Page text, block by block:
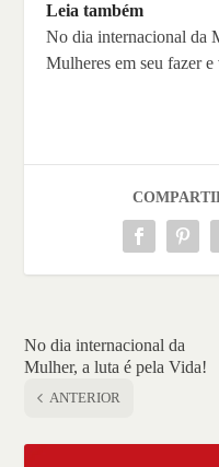
Leia também
No dia internacional da
Mulheres em seu fazer
No dia internacional da
Mulher, a luta é pela Vida!
ANTERIOR